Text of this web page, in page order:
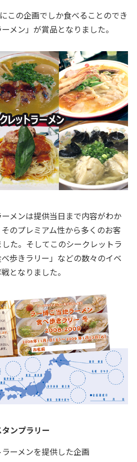
この企画でしか食べることのでき
メン」が賞品となりました。
メンは提供当日まで内容がわか
のプレミアム性から多くのお客
た。そしてこのシークレットラ
歩きラリー」などの数々のイベ
となりました。
ンプラリー
ーメンを提供した企画